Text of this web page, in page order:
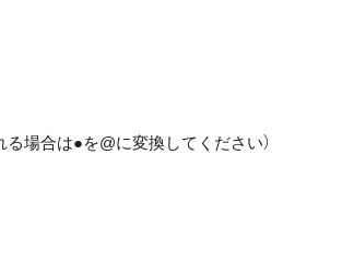
る場合は●を@に変換してください）